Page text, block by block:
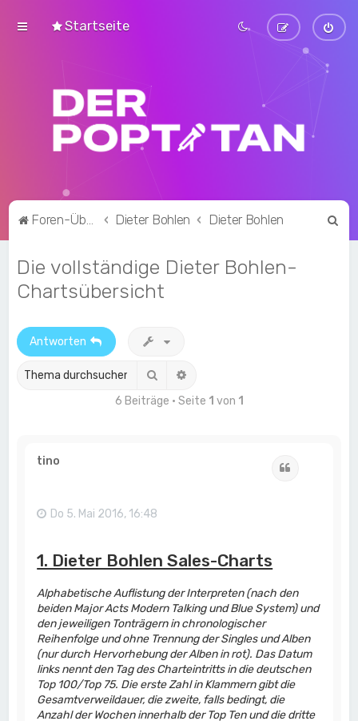
Startseite
Foren-Übersicht Dieter Bohlen Dieter Bohlen
Die vollständige Dieter Bohlen-
Chartsübersicht
Antworten
Suche
6 Beiträge • Seite 1 von 1
tino
Do 5. Mai 2016, 16:48
1. Dieter Bohlen Sales-Charts
Alphabetische Auflistung der Interpreten (nach den
beiden Major Acts Modern Talking und Blue System) und
den jeweiligen Tonträgern in chronologischer
Reihenfolge und ohne Trennung der Singles und Alben
(nur durch Hervorhebung der Alben in rot). Das Datum
links nennt den Tag des Charteintritts in die deutschen
Top 100/Top 75. Die erste Zahl in Klammern gibt die
Gesamtverweildauer, die zweite, falls bedingt, die
Anzahl der Wochen innerhalb der Top Ten und die dritte